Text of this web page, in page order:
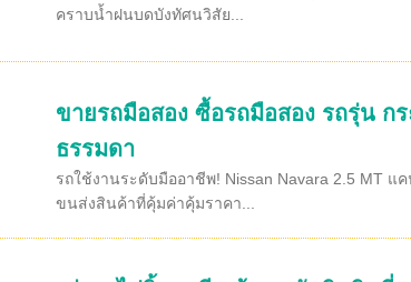
คราบน้ำฝนบดบังทัศนวิสัย...
ขายรถมือสอง ซื้อรถมือสอง รถรุ่น ก
ธรรมดา
รถใช้งานระดับมืออาชีพ! Nissan Navara 2.5 MT
ขนส่งสินค้าที่คุ้มค่าคุ้มราคา...